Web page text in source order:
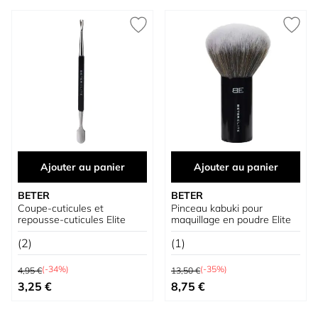
Ajouter au panier
BETER
Coupe-cuticules et
repousse-cuticules Elite
(2)
Prix normal
4,95 €(-34%)
Prix spécial
3,25 €
Ajouter au panier
BETER
Pinceau kabuki pour
maquillage en poudre Elite
(1)
Prix normal
13,50 €(-35%)
Prix spécial
8,75 €